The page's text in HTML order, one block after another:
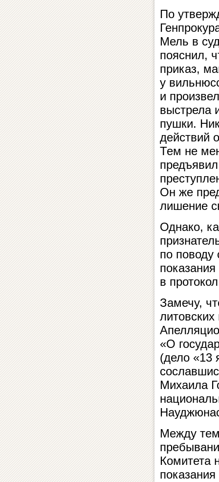
По
Мель в
пояснил,
приказ,
у
и
выстрела
пушки.
действий
Тем не
Он же
лишение
Однако,
по поводу
в
Замечу,
«О
(дело «13
Михаила
Между
Комитета